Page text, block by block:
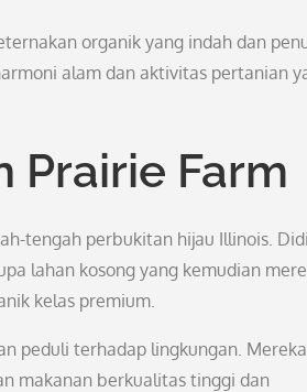
organik yang indah dan
alam dan aktivitas pertanian
Prairie Farm
tengah perbukitan hijau Illinois.
lahan kosong yang kemudian
kelas premium.
peduli terhadap lingkungan. Mereka
makanan berkualitas tinggi dan